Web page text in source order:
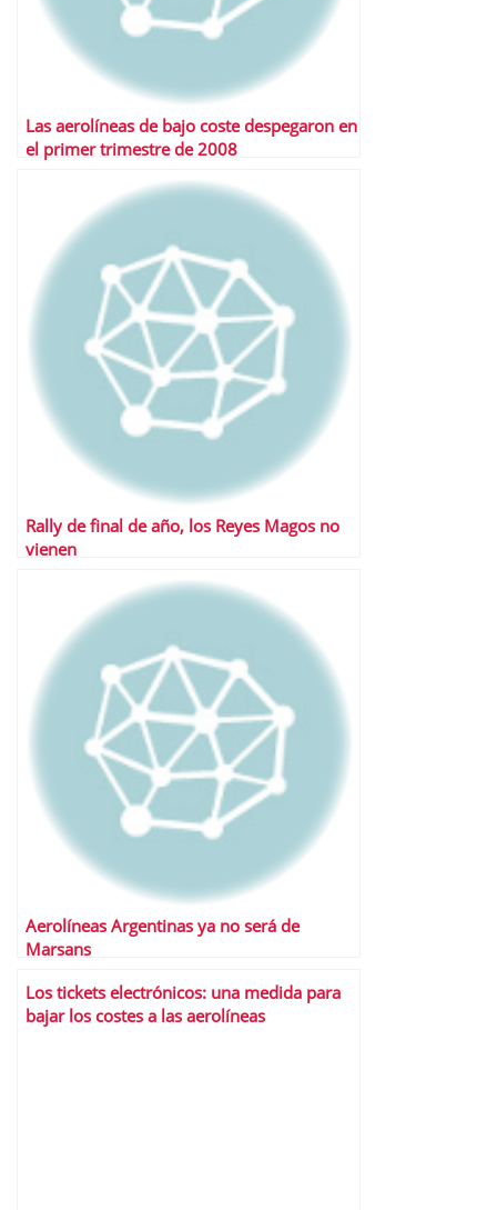
Las aerolíneas de bajo coste despegaron en
el primer trimestre de 2008
Rally de final de año, los Reyes Magos no
vienen
Aerolíneas Argentinas ya no será de
Marsans
Los tickets electrónicos: una medida para
bajar los costes a las aerolíneas